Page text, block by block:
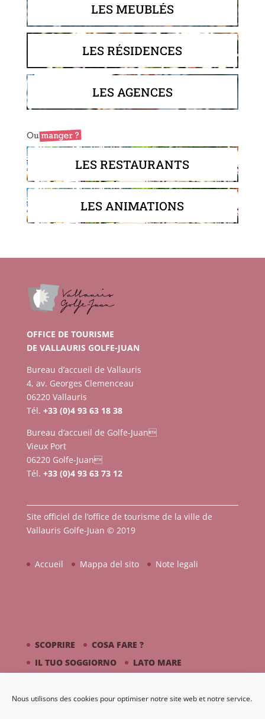
Nous utilisons des cookies pour optimiser notre site web et notre service.
LES MEUBLÉS
LES RÉSIDENCES
LES AGENCES
LES RESTAURANTS
LES ANIMATIONS
OFFICE DE TOURISME
DE VALLAURIS GOLFE-JUAN
Bureau d’accueil de Vallauris
4, av. Georges Clemenceau
06220 Vallauris
Tél. +33 (0)4 93 63 18 38
Bureau d’accueil de Golfe-Juan
Vieux Port
06220 Golfe-Juan
Tél. +33 (0)4 93 63 73 12
Site officiel de l’office de tourisme de la ville de
Vallauris Golfe-Juan © 2019
Accueil Mappa del sito Note legali
SCOPRIRE
COSA FARE ?
IL TUO SOGGIORNO
LATO MARE